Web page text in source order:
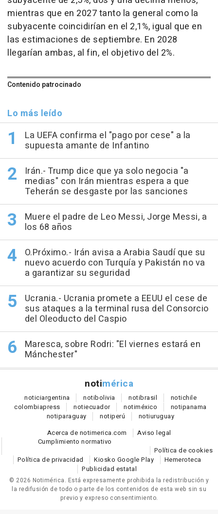
mientras que en 2027 tanto la general como la
subyacente coincidirían en el 2,1%, igual que en
las estimaciones de septiembre. En 2028
llegarían ambas, al fin, el objetivo del 2%.
Contenido patrocinado
Lo más leído
La UEFA confirma el "pago por cese" a la
supuesta amante de Infantino
Irán.- Trump dice que ya solo negocia "a
medias" con Irán mientras espera a que
Teherán se desgaste por las sanciones
Muere el padre de Leo Messi, Jorge Messi, a
los 68 años
O.Próximo.- Irán avisa a Arabia Saudí que su
nuevo acuerdo con Turquía y Pakistán no va
a garantizar su seguridad
Ucrania.- Ucrania promete a EEUU el cese de
sus ataques a la terminal rusa del Consorcio
del Oleoducto del Caspio
Maresca, sobre Rodri: "El viernes estará en
Mánchester"
notimérica
noticiargentina notibolivia notibrasil notichile
colombiapress notiecuador notiméxico notipanama
notiparaguay notiperú notiuruguay
Acerca de notimerica.com
Aviso legal
Cumplimiento normativo
Política de cookies
Política de privacidad
Kiosko Google Play
Hemeroteca
Publicidad estatal
© 2026 Notimérica. Está expresamente prohibida la redistribución y
la redifusión de todo o parte de los contenidos de esta web sin su
previo y expreso consentimiento.